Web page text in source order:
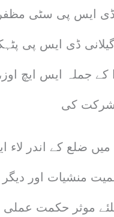
ڈی ایس پی سٹی
ڈی ایس پی
کے جملہ ایس ایچ
شرکت کی
میں ضلع کے اندر لاء
منشیات اور
موثر حکمت عملی